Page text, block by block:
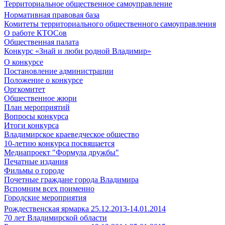
Территориальное общественное самоуправление
Нормативная правовая база
Комитеты территориального общественного самоуправления
О работе КТОСов
Общественная палата
Конкурс «Знай и люби родной Владимир»
О конкурсе
Постановление администрации
Положение о конкурсе
Оргкомитет
Общественное жюри
План мероприятий
Вопросы конкурса
Итоги конкурса
Владимирское краеведческое общество
10-летию конкурса посвящается
Медиапроект "Формула дружбы"
Печатные издания
Фильмы о городе
Почетные граждане города Владимира
Вспомним всех поименно
Городские мероприятия
Рождественская ярмарка 25.12.2013-14.01.2014
70 лет Владимирской области